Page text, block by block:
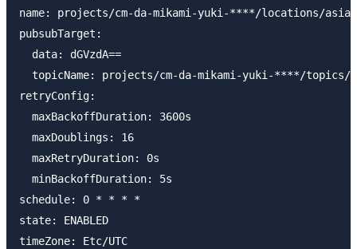
name: projects/cm-da-mikami-yuki-****/locations/
pubsubTarget:
  data: dGVzdA==
topicName: projects/cm-da-mikami-yuki-****/topics/
retryConfig:
  maxBackoffDuration: 3600s
  maxDoublings: 16
  maxRetryDuration: 0s
  minBackoffDuration: 5s
schedule: 0 * * * *
state: ENABLED
timeZone: Etc/UTC